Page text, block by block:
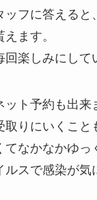
ッフに答えると
ます。
楽しみにして
ット予約も出来
りにいくこと
てなかなかゆっ
ルスで感染が気